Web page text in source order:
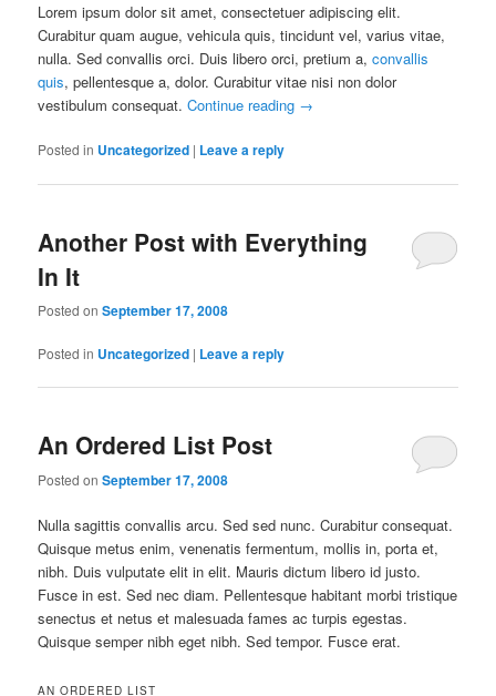
Lorem ipsum dolor sit amet, consectetuer adipiscing elit.
Curabitur quam augue, vehicula quis, tincidunt vel, varius vitae,
nulla. Sed convallis orci. Duis libero orci, pretium a,convallis
quis, pellentesque a, dolor. Curabitur vitae nisi non dolor
vestibulum consequat.Continue reading →
Posted in Uncategorized | Leave a reply
Another Post with Everything
In It
Posted onSeptember 17, 2008
Posted in Uncategorized | Leave a reply
An Ordered List Post
Posted onSeptember 17, 2008
Nulla sagittis convallis arcu. Sed sed nunc. Curabitur consequat.
Quisque metus enim, venenatis fermentum, mollis in, porta et,
nibh. Duis vulputate elit in elit. Mauris dictum libero id justo.
Fusce in est. Sed nec diam. Pellentesque habitant morbi tristique
senectus et netus et malesuada fames ac turpis egestas.
Quisque semper nibh eget nibh. Sed tempor. Fusce erat.
AN ORDERED LIST